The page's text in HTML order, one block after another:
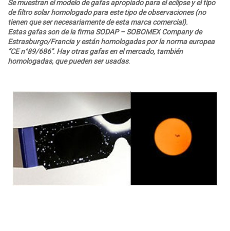
Se muestran el modelo de gafas apropiado para el eclipse y el tipo
de filtro solar homologado para este tipo de observaciones (no
tienen que ser necesariamente de esta marca comercial).
Estas gafas son de la firma SODAP – SOBOMEX Company de
Estrasburgo/Francia y están homologadas por la norma europea
“CE n°89/686″. Hay otras gafas en el mercado, también
homologadas, que pueden ser usadas.